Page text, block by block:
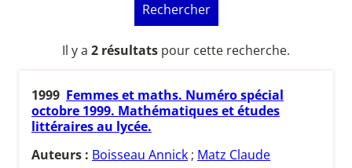
Rechercher
Il y a 2 résultats pour cette recherche.
1999 Femmes et maths. Numéro spécial
octobre 1999. Mathématiques et études
littéraires au lycée.
Auteurs : Boisseau Annick ; Matz Claude